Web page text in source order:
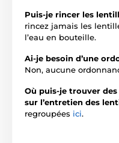
Puis-je rincer les
rincez jamais les
l’eau en bouteille.
Ai-je besoin d’une
Non, aucune
Où puis-je trouver
sur l’entretien des
regroupées ici.